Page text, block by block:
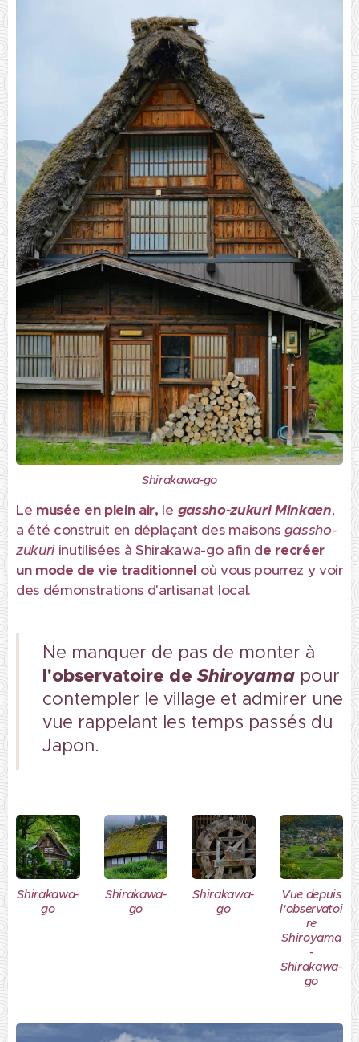
Shirakawa-go
Le musée en plein air, le gassho-zukuri Minkaen,
a été construit en déplaçant des maisons gassho-
zukuriinutilisées à Shirakawa-go afin de recréer
un mode de vie traditionnel où vous pourrez y voir
des démonstrations d'artisanat local.
Ne manquer de pas de monter à
l'observatoire deShiroyama pour
contempler le village et admirer une
vue rappelant les temps passés du
Japon.
Shirakawa-
go
Shirakawa-
go
Shirakawa-
go
Vue depuis
l'observatoi
re
Shiroyama
-
Shirakawa-
go